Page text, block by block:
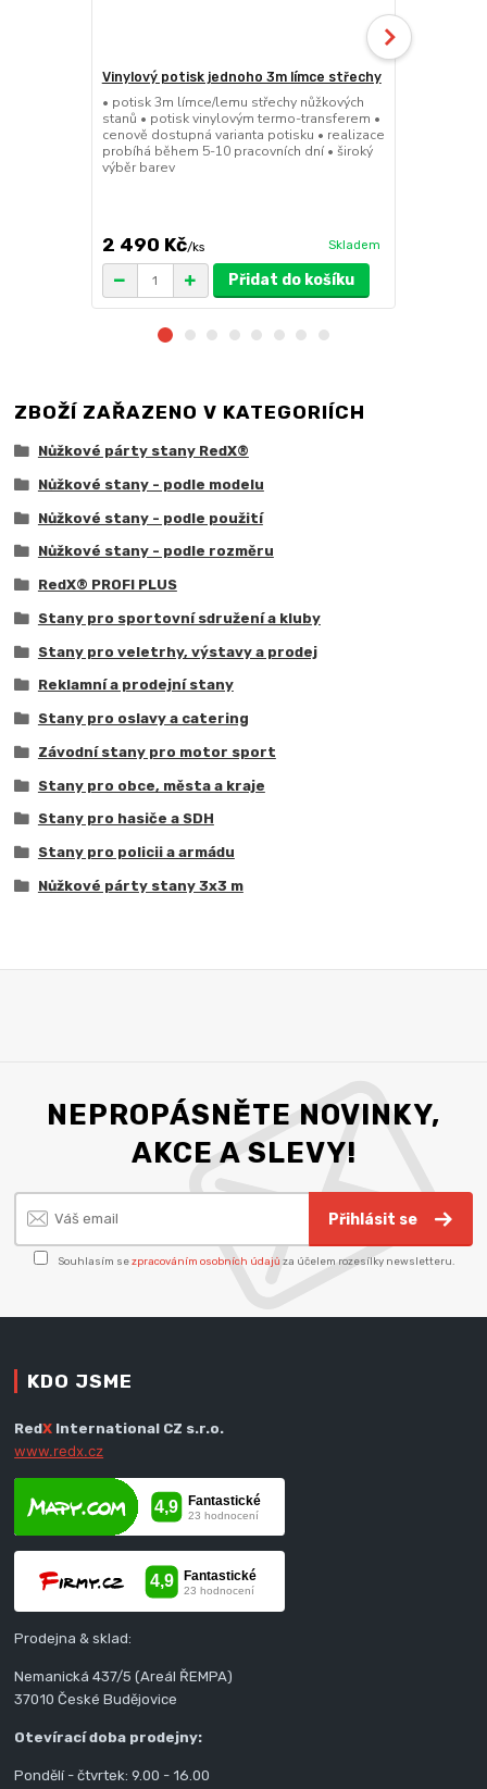
Vinylový potisk jednoho 3m límce střechy
• potisk 3m límce/lemu střechy nůžkových
stanů • potisk vinylovým termo-transferem •
cenově dostupná varianta potisku • realizace
probíhá během 5-10 pracovních dní • široký
výběr barev
2 490 Kč/ks Skladem
Přidat do košíku
ZBOŽÍ ZAŘAZENO V KATEGORIÍCH
Nůžkové párty stany RedX®
Nůžkové stany - podle modelu
Nůžkové stany - podle použití
Nůžkové stany - podle rozměru
RedX® PROFI PLUS
Stany pro sportovní sdružení a kluby
Stany pro veletrhy, výstavy a prodej
Reklamní a prodejní stany
Stany pro oslavy a catering
Závodní stany pro motor sport
Stany pro obce, města a kraje
Stany pro hasiče a SDH
Stany pro policii a armádu
Nůžkové párty stany 3x3 m
NEPROPÁSNĚTE NOVINKY,
AKCE A SLEVY!
Přihlásit se
Souhlasím sezpracováním osobních údajů za účelem rozesílky newsletteru.
KDO JSME
RedX International CZ s.r.o.
www.redx.cz
Prodejna & sklad:
Nemanická 437/5 (Areál ŘEMPA)
37010 České Budějovice
Otevírací doba prodejny:
Pondělí - čtvrtek: 9.00 - 16.00